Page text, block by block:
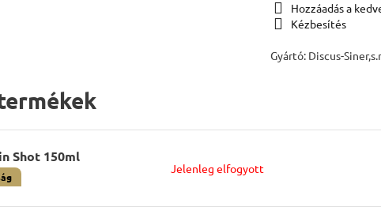
Hozzáadás a
Kézbesítés
Gyártó: Discus-
Shot 150ml
Jelenleg elfogyott